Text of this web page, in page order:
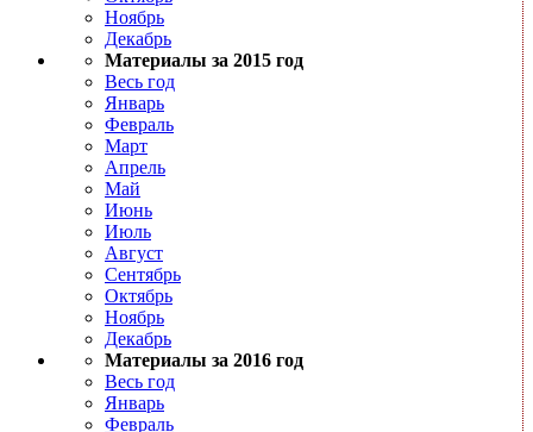
Ноябрь
Декабрь
Материалы за 2015 год
Весь год
Январь
Февраль
Март
Апрель
Май
Июнь
Июль
Август
Сентябрь
Октябрь
Ноябрь
Декабрь
Материалы за 2016 год
Весь год
Январь
Февраль